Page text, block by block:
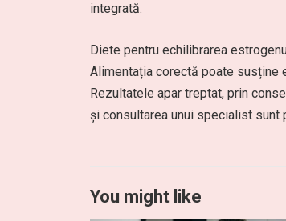
integrată.
Diete pentru echilibrarea
Alimentația corectă poate susține
Rezultatele apar treptat, prin
și consultarea unui specialist sunt
You might like